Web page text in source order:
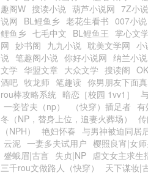
趣阁W 搜读小说 葫芦小说网 7Z小
说网 BL鲤鱼乡 老花生看书 007小说
鲤鱼乡 七毛中文 BL鲤鱼王 掌心文学
网 妙书阁 九九小说 耽美文学网 小
说 笔趣阁小说 你好小说网 纳兰小
文学 华盟文章 大众文学 搜读阁
酒吧 牧龙师 笔趣读 你男朋友下面
rou棒攻略系统 暗恋［校园 1vv1］
一妾皆夫（np）
（快穿）插足者 有
冬（NP，替身上位，追妻火葬场）
（NPH）
艳妇怀春 与男神被迫同居
云泥 一妻多夫试用户 樱照良宵|女
蹙蛾眉|古言 失贞|NP 虐文女主求生
三千rou文做路人（快穿）
天下谋妆|